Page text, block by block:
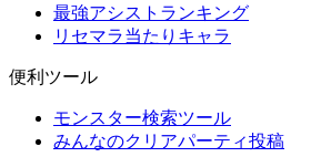
最強アシストランキング
リセマラ当たりキャラ
便利ツール
モンスター検索ツール
みんなのクリアパーティ投稿